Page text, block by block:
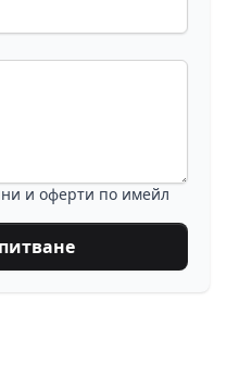
и оферти по имейл